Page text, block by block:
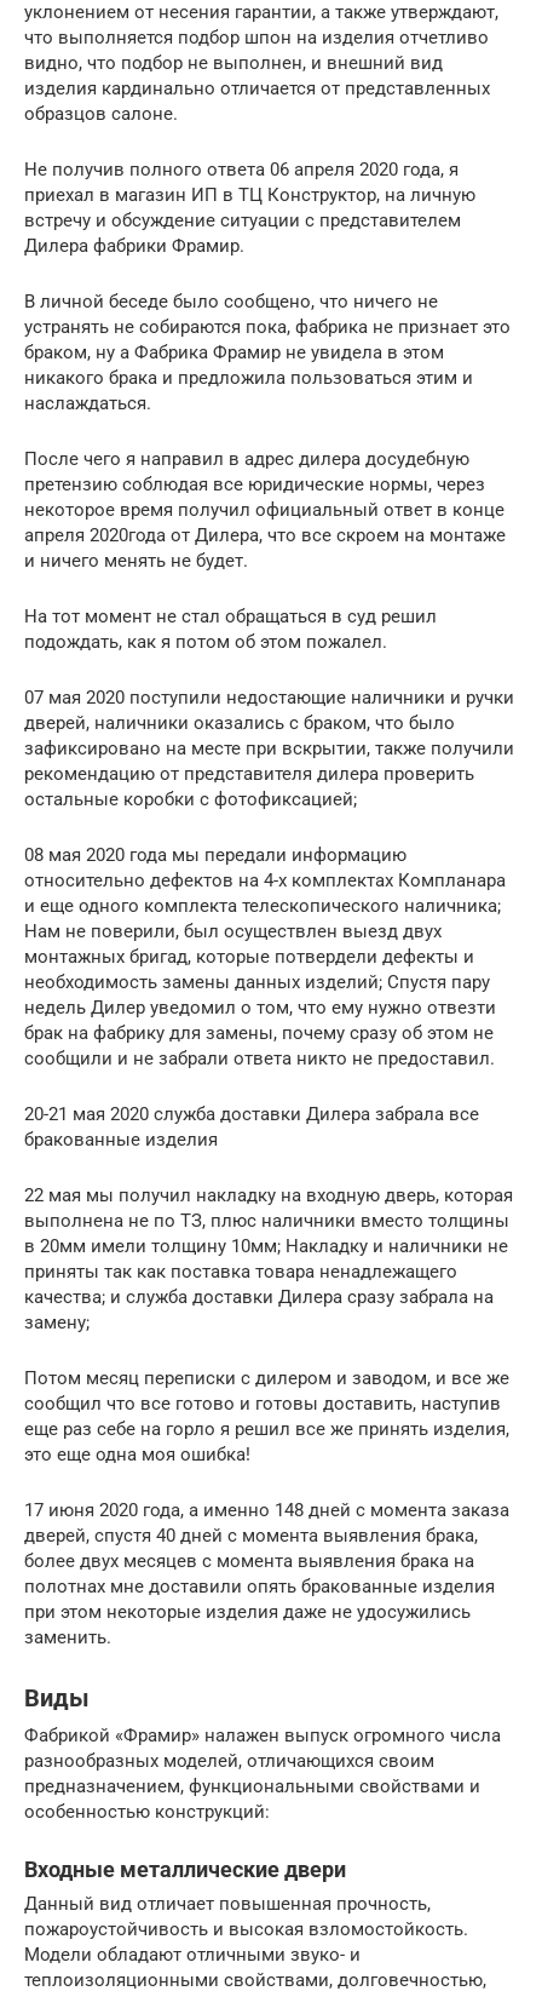
уклонением от несения гарантии, а также утверждают,
что выполняется подбор шпон на изделия отчетливо
видно, что подбор не выполнен, и внешний вид
изделия кардинально отличается от представленных
образцов салоне.
Не получив полного ответа 06 апреля 2020 года, я
приехал в магазин ИП в ТЦ Конструктор, на личную
встречу и обсуждение ситуации с представителем
Дилера фабрики Фрамир.
В личной беседе было сообщено, что ничего не
устранять не собираются пока, фабрика не признает это
браком, ну а Фабрика Фрамир не увидела в этом
никакого брака и предложила пользоваться этим и
наслаждаться.
После чего я направил в адрес дилера досудебную
претензию соблюдая все юридические нормы, через
некоторое время получил официальный ответ в конце
апреля 2020года от Дилера, что все скроем на монтаже
и ничего менять не будет.
На тот момент не стал обращаться в суд решил
подождать, как я потом об этом пожалел.
07 мая 2020 поступили недостающие наличники и ручки
дверей, наличники оказались с браком, что было
зафиксировано на месте при вскрытии, также получили
рекомендацию от представителя дилера проверить
остальные коробки с фотофиксацией;
08 мая 2020 года мы передали информацию
относительно дефектов на 4-х комплектах Компланара
и еще одного комплекта телескопического наличника;
Нам не поверили, был осуществлен выезд двух
монтажных бригад, которые потвердели дефекты и
необходимость замены данных изделий; Спустя пару
недель Дилер уведомил о том, что ему нужно отвезти
брак на фабрику для замены, почему сразу об этом не
сообщили и не забрали ответа никто не предоставил.
20-21 мая 2020 служба доставки Дилера забрала все
бракованные изделия
22 мая мы получил накладку на входную дверь, которая
выполнена не по ТЗ, плюс наличники вместо толщины
в 20мм имели толщину 10мм; Накладку и наличники не
приняты так как поставка товара ненадлежащего
качества; и служба доставки Дилера сразу забрала на
замену;
Потом месяц переписки с дилером и заводом, и все же
сообщил что все готово и готовы доставить, наступив
еще раз себе на горло я решил все же принять изделия,
это еще одна моя ошибка!
17 июня 2020 года, а именно 148 дней с момента заказа
дверей, спустя 40 дней с момента выявления брака,
более двух месяцев с момента выявления брака на
полотнах мне доставили опять бракованные изделия
при этом некоторые изделия даже не удосужились
заменить.
Виды
Фабрикой «Фрамир» налажен выпуск огромного числа
разнообразных моделей, отличающихся своим
предназначением, функциональными свойствами и
особенностью конструкций:
Входные металлические двери
Данный вид отличает повышенная прочность,
пожароустойчивость и высокая взломостойкость.
Модели обладают отличными звуко- и
теплоизоляционными свойствами, долговечностью,